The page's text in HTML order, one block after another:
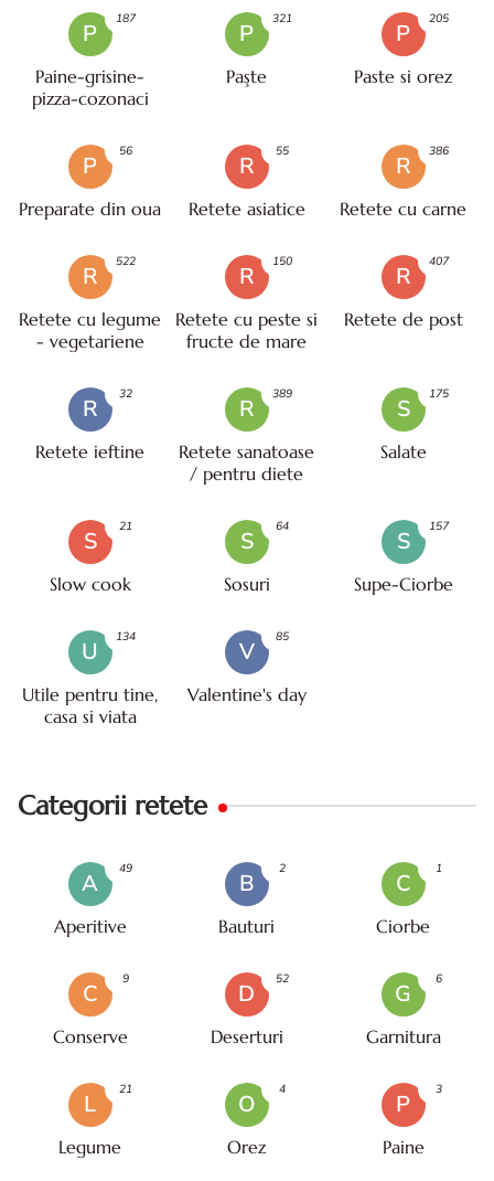
P
Paine-grisine-
pizza-cozonaci
187
P
Paşte
321
P
Paste si orez
205
P
Preparate din oua
56
R
Retete asiatice
55
R
Retete cu carne
386
R
Retete cu legume
- vegetariene
522
R
Retete cu peste si
fructe de mare
150
R
Retete de post
407
R
Retete ieftine
32
R
Retete sanatoase
/ pentru diete
389
S
Salate
175
S
Slow cook
21
S
Sosuri
64
S
Supe-Ciorbe
157
U
Utile pentru tine,
casa si viata
134
V
Valentine's day
85
Categorii retete
A
Aperitive
49
B
Bauturi
2
C
Ciorbe
1
C
Conserve
9
D
Deserturi
52
G
Garnitura
6
L
Legume
21
O
Orez
4
P
Paine
3